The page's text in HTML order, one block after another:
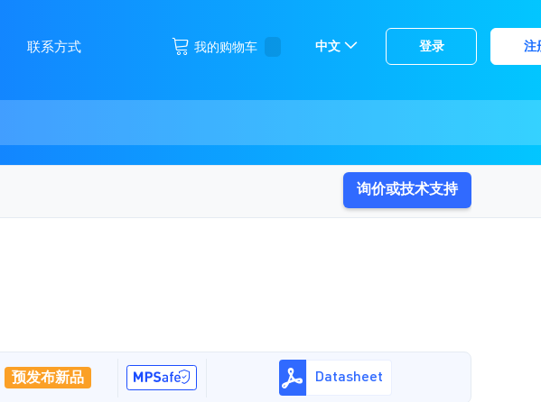
联系方式 我的购物车 登录 注
跳
到
选
中文
询价或技术支持
预发布新品 Datasheet